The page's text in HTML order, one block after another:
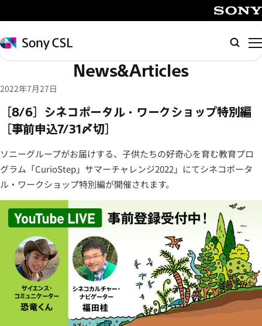
イ
ン
コ
テ
キ
ッ
プ
Sony
CSL
検
索
News&Articles
2022年7月27日
［8/6］シネコポータル・ワークショップ特別編
［事前申込7/31〆切］
ソニーグループがお届けする、子供たちの好奇心を育む教育プロ
グラム「CurioStep」サマーチャレンジ2022」にてシネコポータ
ル・ワークショップ特別編が開催されます。